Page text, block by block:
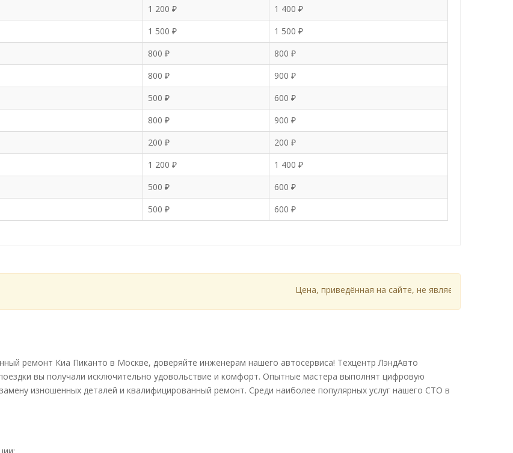
1 200 ₽
1 400 ₽
1 500 ₽
1 500 ₽
800 ₽
800 ₽
800 ₽
900 ₽
500 ₽
600 ₽
800 ₽
900 ₽
200 ₽
200 ₽
1 200 ₽
1 400 ₽
500 ₽
600 ₽
500 ₽ 600 ₽
Цена, приведённая на сайте, не является публичной
ремонт Киа Пиканто в Москве, доверяйте инженерам нашего автосервиса! Техцентр ЛэндАвто
вы получали исключительно удовольствие и комфорт. Опытные мастера выполнят цифровую
изношенных деталей и квалифицированный ремонт. Среди наиболее популярных услуг нашего СТО в